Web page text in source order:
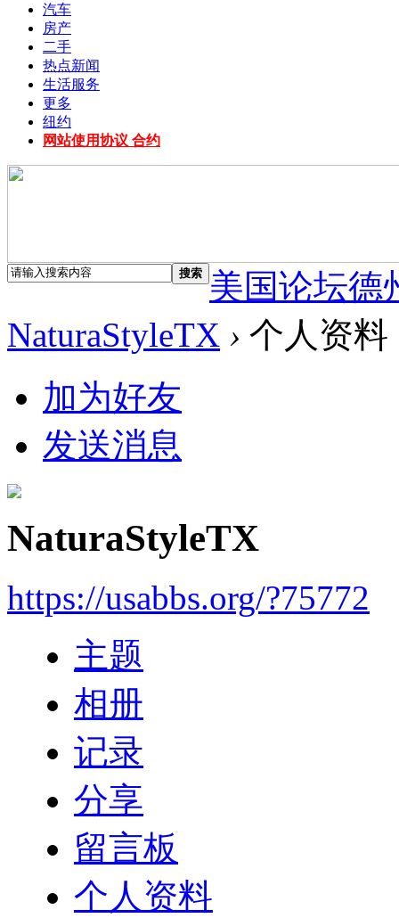
汽车
房产
二手
热点新闻
生活服务
更多
纽约
网站使用协议 合约
搜索
美国论坛德
NaturaStyleTX › 个人资料
加为好友
发送消息
NaturaStyleTX
https://usabbs.org/?75772
主题
相册
记录
分享
留言板
个人资料